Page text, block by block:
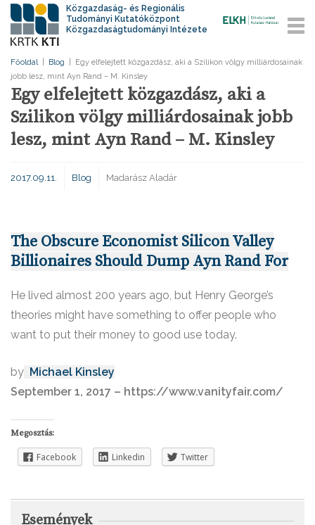
Közgazdaság- és Regionális
Tudományi Kutatóközpont
Közgazdaságtudományi Intézete
Főoldal Blog
Egy elfelejtett közgazdász, aki a Szilikon völgy milliárdosainak
jobb lesz, mint Ayn Rand – M. Kinsley
Egy elfelejtett közgazdász, aki a
Szilikon völgy milliárdosainak jobb
lesz, mint Ayn Rand – M. Kinsley
2017.09.11. Blog Madarász Aladár
The Obscure Economist Silicon Valley
Billionaires Should Dump Ayn Rand For
He lived almost 200 years ago, but Henry George’s
theories might have something to offer people who
want to put their money to good use today.
by Michael Kinsley
September 1, 2017 – https://www.vanityfair.com/
Megosztás:
Facebook Linkedin Twitter
Események